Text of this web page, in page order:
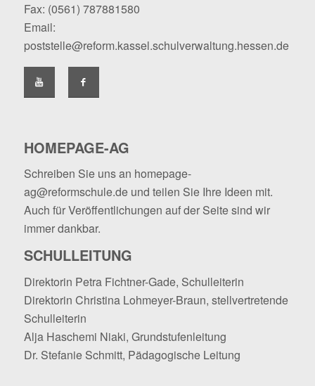
Fax: (0561) 787881580
Email:
poststelle@reform.kassel.schulverwaltung.hessen.de
HOMEPAGE-AG
Schreiben Sie uns an homepage-
ag@reformschule.deund teilen Sie Ihre Ideen mit.
Auch für Veröffentlichungen auf der Seite sind wir
immer dankbar.
SCHULLEITUNG
Direktorin Petra Fichtner-Gade, Schulleiterin
Direktorin Christina Lohmeyer-Braun, stellvertretende
Schulleiterin
Alja Haschemi Niaki, Grundstufenleitung
Dr. Stefanie Schmitt, Pädagogische Leitung